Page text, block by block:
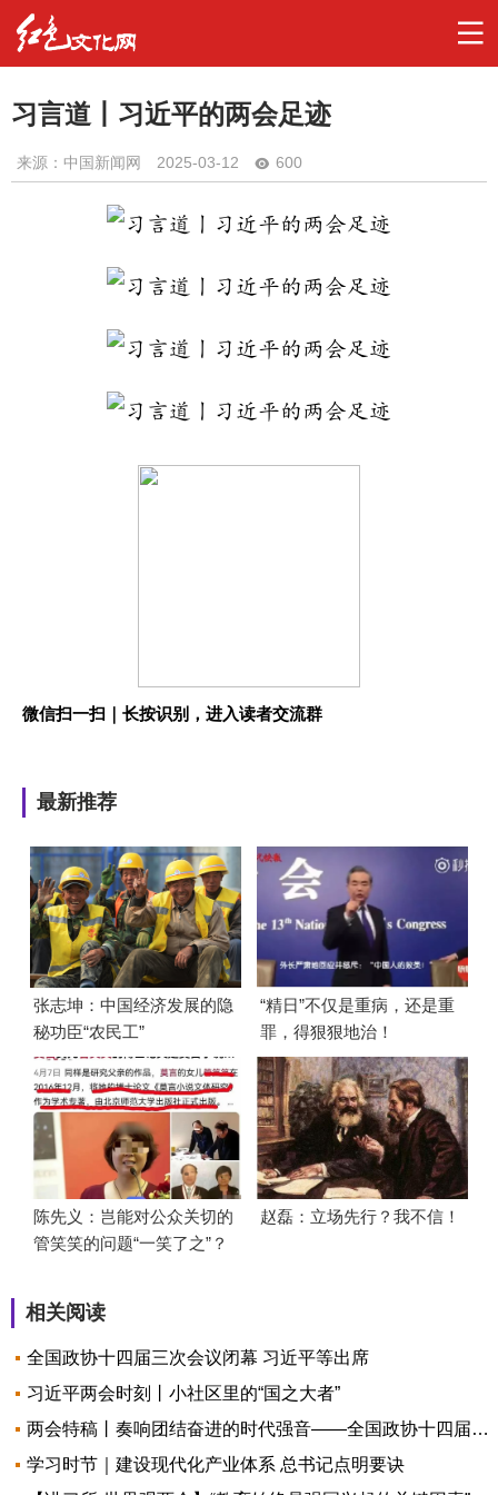
习言道丨习近平的两会足迹
来源：中国新闻网 2025-03-12 600
微信扫一扫｜长按识别，进入读者交流群
最新推荐
张志坤：中国经济发展的隐
秘功臣“农民工”
“精日”不仅是重病，还是重
罪，得狠狠地治！
陈先义：岂能对公众关切的
管笑笑的问题“一笑了之”？
赵磊：立场先行？我不信！
相关阅读
全国政协十四届三次会议闭幕 习近平等出席
习近平两会时刻丨小社区里的“国之大者”
两会特稿丨奏响团结奋进的时代强音——全国政协十四届三次会议巡礼
学习时节｜建设现代化产业体系 总书记点明要诀